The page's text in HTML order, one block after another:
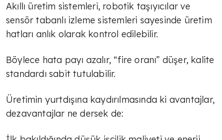
Akıllı üretim sistemleri, robotik taşıyıcılar ve
sensör tabanlı izleme sistemleri sayesinde üretim
hatları anlık olarak kontrol edilebilir.
Böylece hata payı azalır, “fire oranı” düşer, kalite
standardı sabit tutulabilir.
Üretimin yurtdışına kaydırılmasında ki avantajlar,
dezavantajlar ne dersek de: